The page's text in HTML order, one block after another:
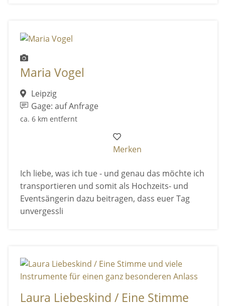
Maria Vogel
Leipzig
Gage: auf Anfrage
ca. 6 km entfernt
Merken
Ich liebe, was ich tue - und genau das möchte ich
transportieren und somit als Hochzeits- und
Eventsängerin dazu beitragen, dass euer Tag
unvergessli
Laura Liebeskind / Eine Stimme